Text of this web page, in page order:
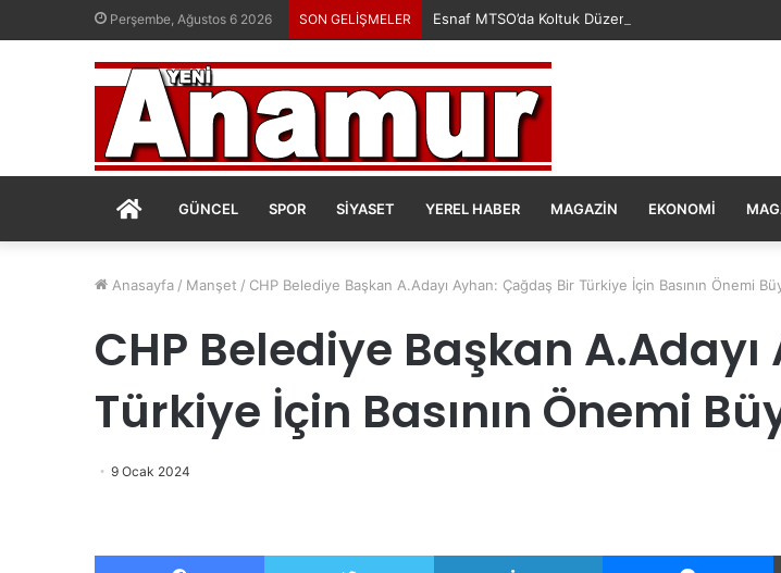
Perşembe, Ağustos 6 2026 SON GELİŞMELER Esnaf MTSO’da Koltuk Düzenine İsyan Etti!
ANASAYFA
GÜNCEL SPOR SIYASET YEREL HABER MAGAZIN EKONOMI
Anasayfa / Manşet / CHP Belediye Başkan A.Adayı Ayhan: Çağdaş Bir Türkiye İçin Basının Önemi
CHP Belediye Başkan
Türkiye İçin Basının Önemi
9 Ocak 2024
Facebook Twitter LinkedIn